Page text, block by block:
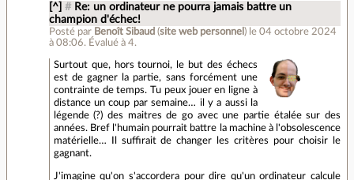
[^] # Re: un ordinateur ne pourra jamais battre un
champion d'échec!
Posté par Benoît Sibaud (site web personnel ) le 04 octobre 2024
à 08:06. Évalué à 4.
Surtout que, hors tournoi, le but des échecs
est de gagner la partie, sans forcément une
contrainte de temps. Tu peux jouer en ligne à
distance un coup par semaine… il y a aussi la
légende (?) des maitres de go avec une partie étalée sur des
années. Bref l'humain pourrait battre la machine à l'obsolescence
matérielle… Il suffirait de changer les critères pour choisir le
gagnant.
J'imagine qu'on s'accordera pour dire qu'un ordinateur calcule